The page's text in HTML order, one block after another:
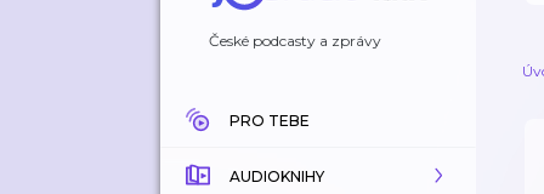
České podcasty a zprávy
PRO TEBE
AUDIOKNIHY